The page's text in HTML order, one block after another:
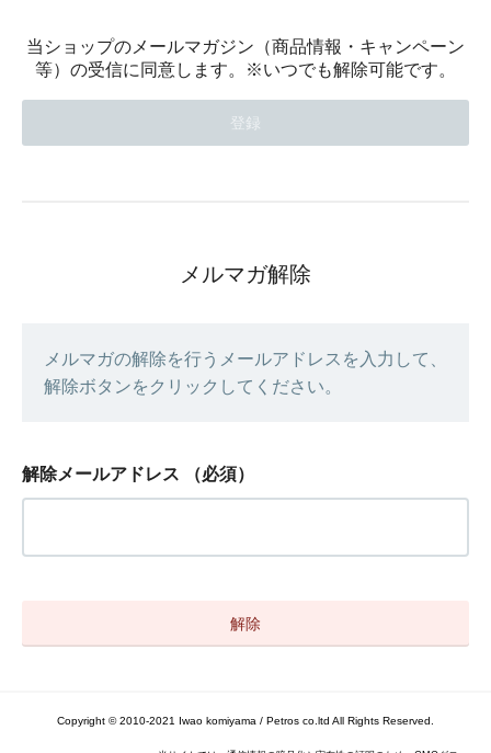
当ショップのメールマガジン（商品情報・キャンペーン
等）の受信に同意します。※いつでも解除可能です。
メルマガ解除
メルマガの解除を行うメールアドレスを入力して、
解除ボタンをクリックしてください。
解除メールアドレス （必須）
Copyright © 2010-2021 Iwao komiyama / Petros co.ltd All Rights Reserved.